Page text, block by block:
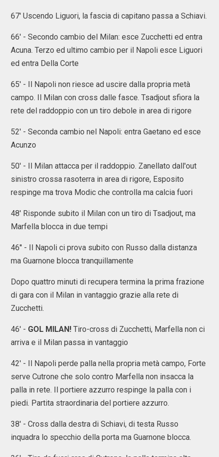
67' Uscendo Liguori, la fascia di capitano passa a Schiavi.
66' - Secondo cambio del Milan: esce Zucchetti ed entra
Acuna. Terzo ed ultimo cambio per il Napoli esce Liguori
ed entra Della Corte
65' - Il Napoli non riesce ad uscire dalla propria metà
campo. Il Milan con cross dalle fasce. Tsadjout sfiora la
rete del raddoppio con un tiro debole in area di rigore
52' - Seconda cambio nel Napoli: entra Gaetano ed esce
Acunzo
50' - Il Milan attacca per il raddoppio. Zanellato dall'out
sinistro crossa rasoterra in area di rigore, Esposito
respinge ma trova Modic che controlla ma calcia fuori
48' Risponde subito il Milan con un tiro di Tsadjout, ma
Marfella blocca in due tempi
46'' - Il Napoli ci prova subito con Russo dalla distanza
ma Guarnone blocca tranquillamente
Dopo quattro minuti di recupera termina la prima frazione
di gara con il Milan in vantaggio grazie alla rete di
Zucchetti.
46' - GOL MILAN! Tiro-cross di Zucchetti, Marfella non ci
arriva e il Milan passa in vantaggio
42' - Il Napoli perde palla nella propria metà campo, Forte
serve Cutrone che solo contro Marfella non insacca la
palla in rete. Il portiere azzurro respinge la palla con i
piedi. Partita straordinaria del portiere azzurro.
38' - Cross dalla destra di Schiavi, di testa Russo
inquadra lo specchio della porta ma Guarnone blocca.